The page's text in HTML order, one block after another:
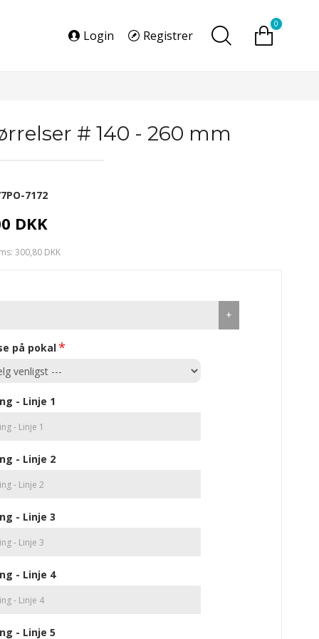
Login Registrer
0
# 140 - 260 mm
DKK
300,80 DKK
7172
+
på pokal
- Linje 1
- Linje 2
- Linje 3
- Linje 4
- Linje 5